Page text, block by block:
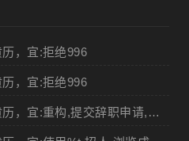
，宜:拒绝996
，宜:拒绝996
2026年8月07日 程序员老黄历，宜:重构,提交辞职申请,申请加薪